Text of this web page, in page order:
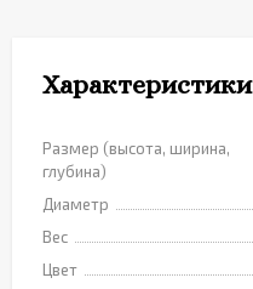
Характеристики
Размер (высота, ширина,
глубина)
Диаметр
Вес
Цвет